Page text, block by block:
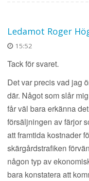
Ledamot Roger
15:52
Tack för svaret.
Det var precis vad jag
där. Något som slår
får väl bara erkänna
försäljningen av färjor
att framtida kostnader
skärgårdstrafiken
någon typ av
bara konstatera att